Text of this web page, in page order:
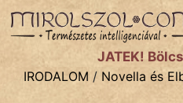
IRODALOMtémák:
Dráma
JÁTÉK!
IRODALOM / Novella és